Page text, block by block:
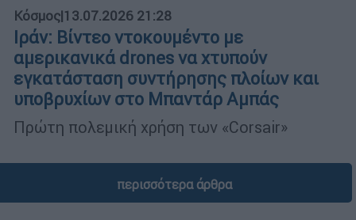
Κόσμος|13.07.2026 21:28
Ιράν: Βίντεο ντοκουμέντο με
αμερικανικά drones να χτυπούν
εγκατάσταση συντήρησης πλοίων και
υποβρυχίων στο Μπαντάρ Αμπάς
Πρώτη πολεμική χρήση των «Corsair»
περισσότερα άρθρα